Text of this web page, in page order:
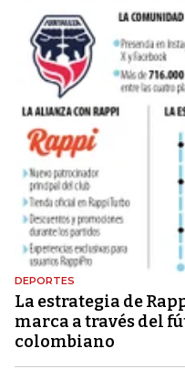
DEPORTES
La estrategia de
marca a través del
colombiano